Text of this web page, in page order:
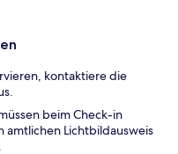
kontaktiere die
beim Check-in
amtlichen Lichtbildausweis